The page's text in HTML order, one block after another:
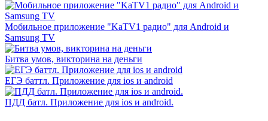
Мобильное приложение "KaTV1 радио" для Android и
Samsung TV
Битва умов, викторина на деньги
ЕГЭ баттл. Приложение для ios и android
ПДД батл. Приложение для ios и android.